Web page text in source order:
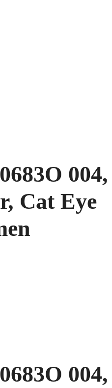
004,
Cat Eye
004,